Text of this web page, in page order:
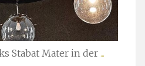
Stabat Mater in der ...